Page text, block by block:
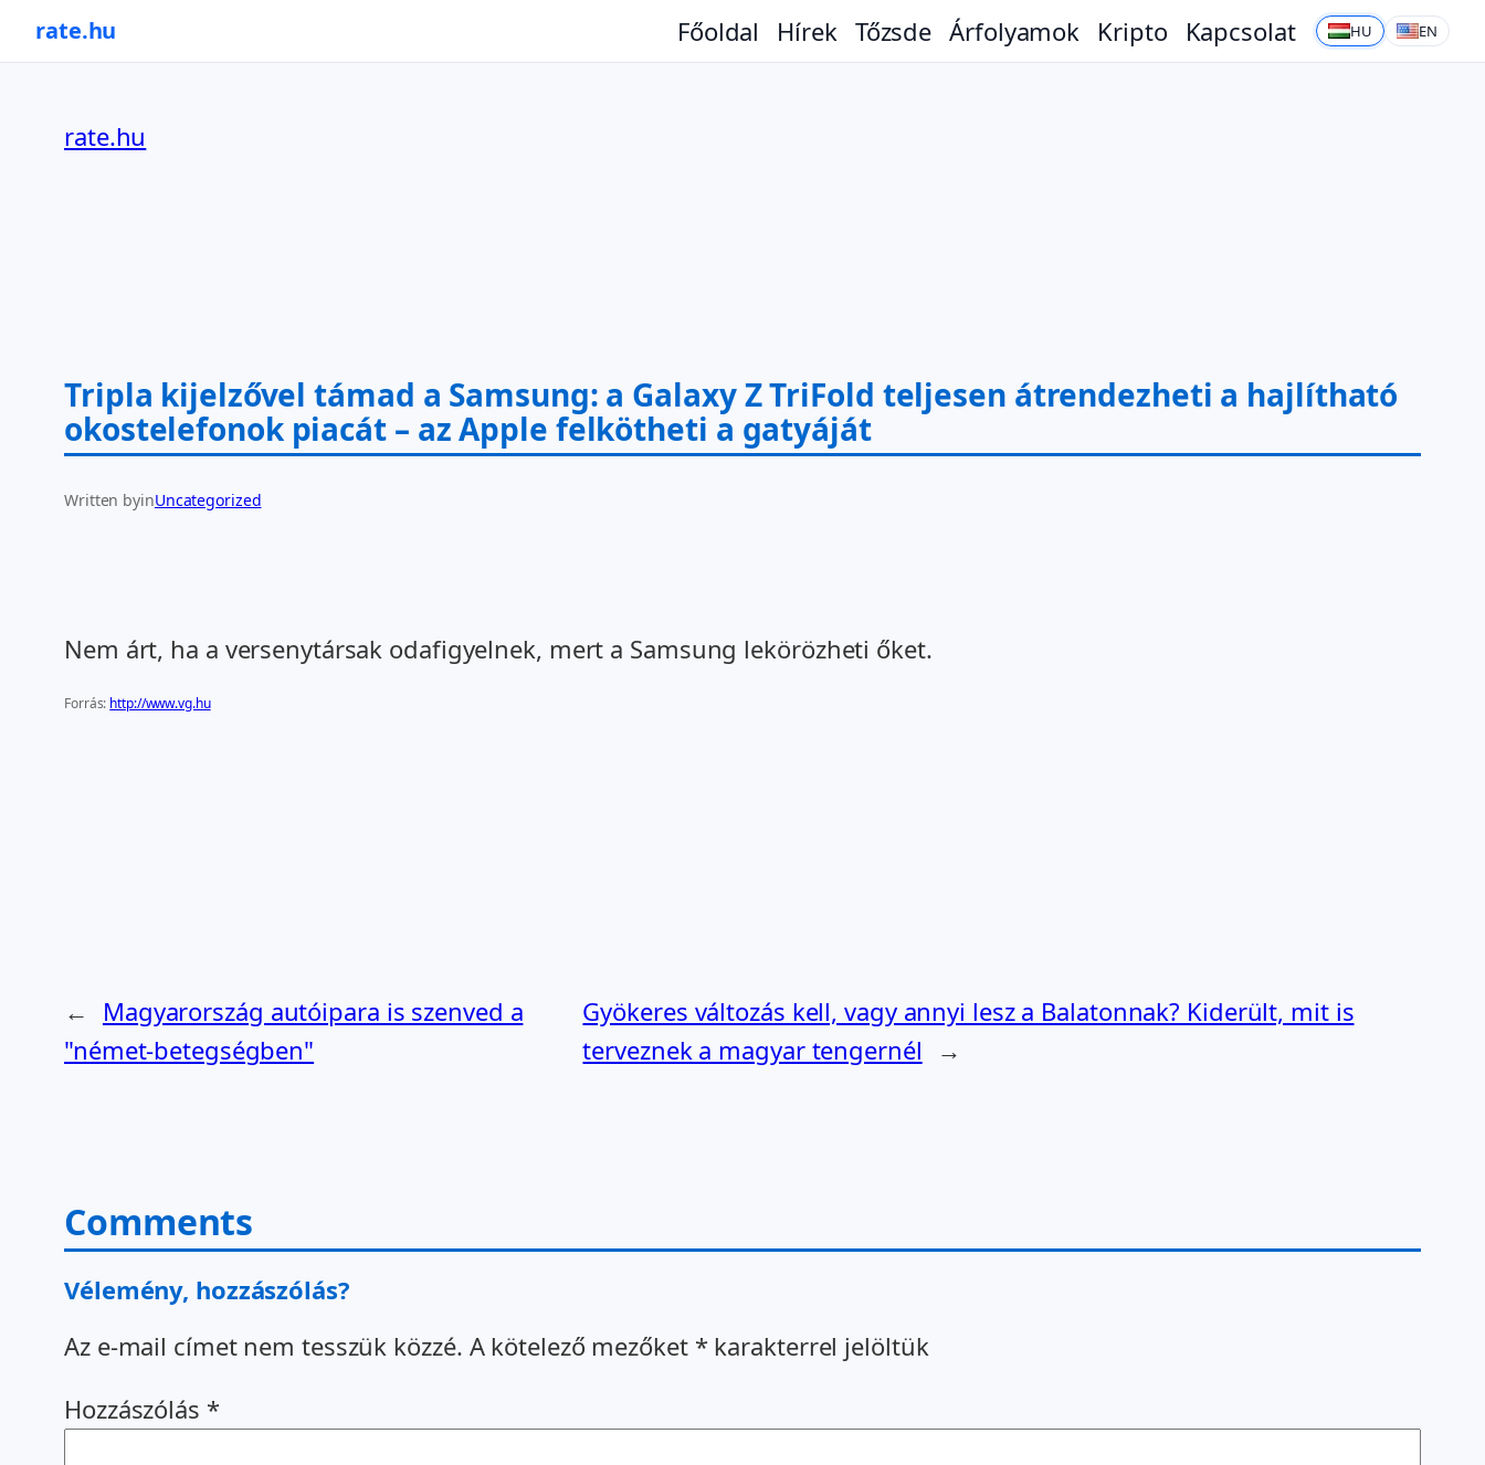
rate.hu Főoldal Hírek Tőzsde Árfolyamok Kripto Kapcsolat HU EN
rate.hu
Tripla kijelzővel támad a Samsung: a Galaxy Z TriFold teljesen átrendezheti a hajlítható
okostelefonok piacát – az Apple felkötheti a gatyáját
Written byinUncategorized
Nem árt, ha a versenytársak odafigyelnek, mert a Samsung lekörözheti őket.
Forrás: http://www.vg.hu
←
Magyarország autóipara is szenved a
"német-betegségben"
Gyökeres változás kell, vagy annyi lesz a Balatonnak? Kiderült, mit is
terveznek a magyar tengernél
→
Comments
Vélemény, hozzászólás?
Az e-mail címet nem tesszük közzé. A kötelező mezőket * karakterrel jelöltük
Hozzászólás *